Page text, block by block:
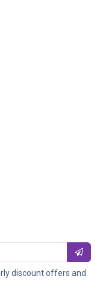
discount offers and